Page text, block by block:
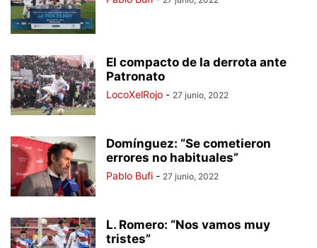
El compacto de la derrota ante
Patronato
LocoXelRojo - 27 junio, 2022
Domínguez: “Se cometieron
errores no habituales”
Pablo Bufi - 27 junio, 2022
L. Romero: “Nos vamos muy
tristes”